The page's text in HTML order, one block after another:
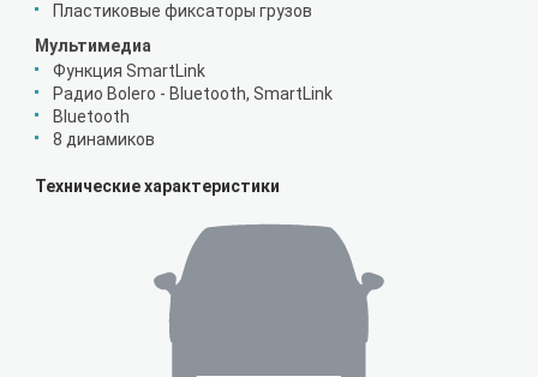
Пластиковые фиксаторы грузов
Мультимедиа
Функция SmartLink
Радио Bolero - Bluetooth, SmartLink
Bluetooth
8 динамиков
Технические характеристики